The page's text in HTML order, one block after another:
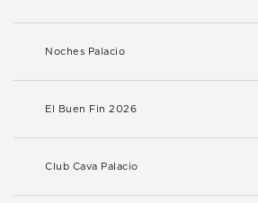
Noches Palacio
El Buen Fin 2026
Club Cava Palacio